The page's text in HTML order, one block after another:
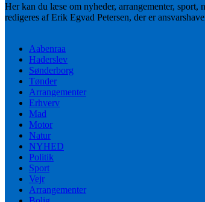
Her kan du læse om nyheder, arrangementer, sport,
redigeres af Erik Egvad Petersen, der er
Aabenraa
Haderslev
Sønderborg
Tønder
Arrangementer
Erhverv
Mad
Motor
Natur
NYHED
Politik
Sport
Vejr
Arrangementer